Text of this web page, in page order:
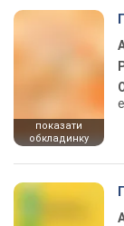
показати
обкладинку